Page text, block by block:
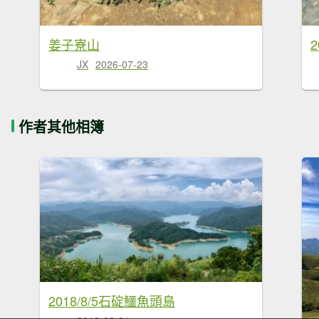
姜子寮山
JX 2026-07-23
作者其他相簿
2018/8/5石碇鱷魚頭島